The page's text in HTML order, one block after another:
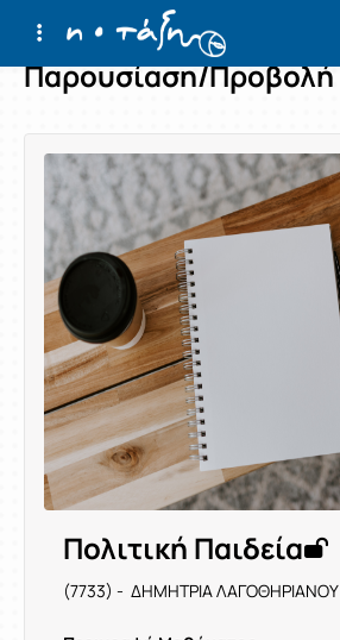
Παρουσίαση/Προβολή
Πολιτική Παιδεία
(7733) - ΔΗΜΗΤΡΙΑ ΛΑΓΟΘΗΡΙΑΝΟΥ